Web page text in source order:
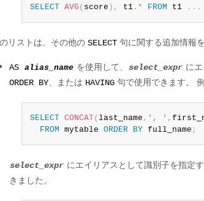
SELECT AVG ( score ) , t1. * FROM t1 . . .
リストは、その他の SELECT 句に関する追加情報
AS alias_name を使用して、 select_expr に
ORDER BY、または HAVING 句で使用できます。
SELECT CONCAT(last_name , ', ' ,
FROM mytable ORDER BY full_name ;
select_expr にエイリアスとして識別子を指定す
きました。